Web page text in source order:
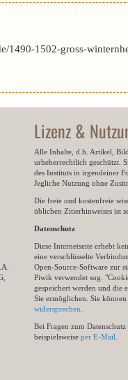
1490-1502-gross-
Lizenz &
Alle Inhalte, d.h. Artikel,
urheberrechtlich geschützt.
des Instituts in irgendeiner
Jegliche Nutzung ohne
Die freie und kostenfreie
üblichen Zitierhinweises ist
Datenschutz
Diese Internetseite erhebt
eine verschlüsselte
Open-Source-Software zur
Piwik verwendet sog.
gespeichert werden und die
Sie ermöglichen. Sie
widersprechen
Bei Fragen zum
beispielsweise per E-Mail